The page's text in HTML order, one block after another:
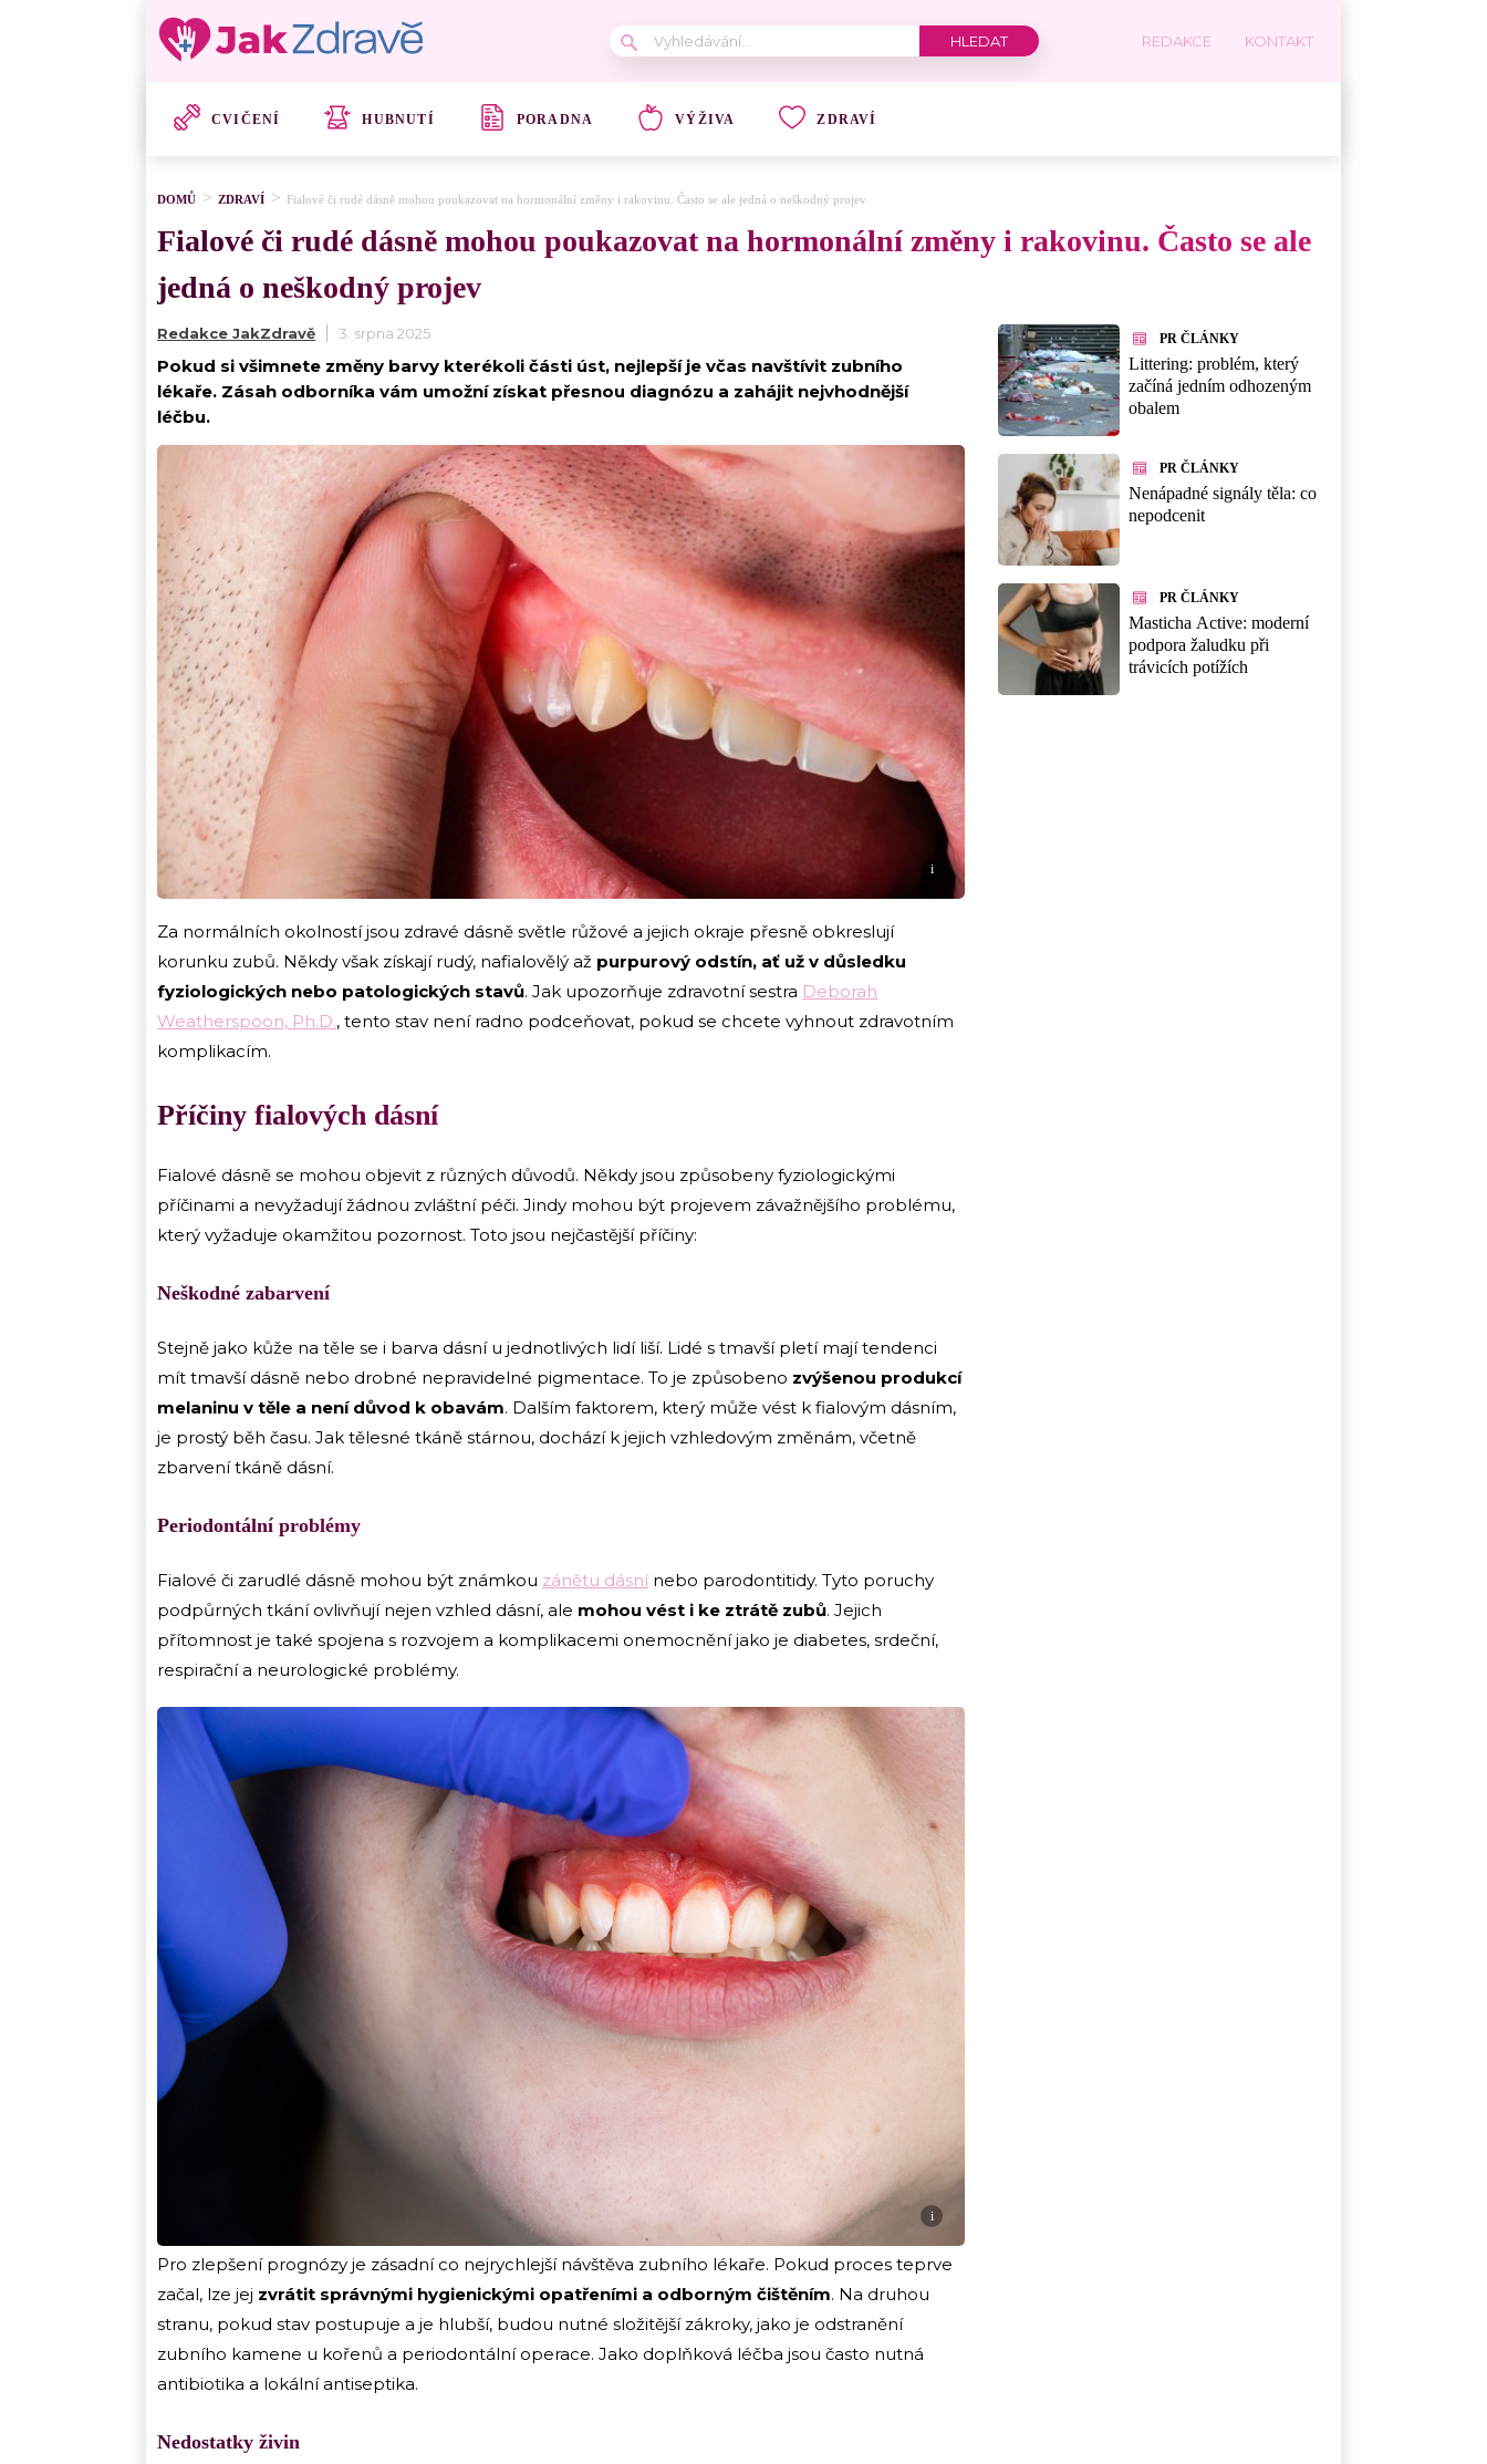
REDAKCE KONTAKT
CVIČENÍ HUBNUTÍ PORADNA VÝŽIVA ZDRAVÍ
DOMŮ ZDRAVÍ Fialové či rudé dásně mohou poukazovat na hormonální změny i rakovinu. Často se ale jedná o neškodný projev
Fialové či rudé dásně mohou poukazovat na hormonální změny i rakovinu. Často se ale
jedná o neškodný projev
Redakce JakZdravě 3. srpna 2025
Pokud si všimnete změny barvy kterékoli části úst, nejlepší je včas navštívit zubního
lékaře. Zásah odborníka vám umožní získat přesnou diagnózu a zahájit nejvhodnější
léčbu.
i
Za normálních okolností jsou zdravé dásně světle růžové a jejich okraje přesně obkreslují
korunku zubů. Někdy však získají rudý, nafialovělý až purpurový odstín, ať už v důsledku
fyziologických nebo patologických stavů. Jak upozorňuje zdravotní sestra Deborah
Weatherspoon, Ph.D., tento stav není radno podceňovat, pokud se chcete vyhnout zdravotním
komplikacím.
Příčiny fialových dásní
Fialové dásně se mohou objevit z různých důvodů. Někdy jsou způsobeny fyziologickými
příčinami a nevyžadují žádnou zvláštní péči. Jindy mohou být projevem závažnějšího problému,
který vyžaduje okamžitou pozornost. Toto jsou nejčastější příčiny:
Neškodné zabarvení
Stejně jako kůže na těle se i barva dásní u jednotlivých lidí liší. Lidé s tmavší pletí mají tendenci
mít tmavší dásně nebo drobné nepravidelné pigmentace. To je způsobeno zvýšenou produkcí
melaninu v těle a není důvod k obavám. Dalším faktorem, který může vést k fialovým dásním,
je prostý běh času. Jak tělesné tkáně stárnou, dochází k jejich vzhledovým změnám, včetně
zbarvení tkáně dásní.
Periodontální problémy
Fialové či zarudlé dásně mohou být známkou zánětu dásnínebo parodontitidy. Tyto poruchy
podpůrných tkání ovlivňují nejen vzhled dásní, ale mohou vést i ke ztrátě zubů. Jejich
přítomnost je také spojena s rozvojem a komplikacemi onemocnění jako je diabetes, srdeční,
respirační a neurologické problémy.
i
Pro zlepšení prognózy je zásadní co nejrychlejší návštěva zubního lékaře. Pokud proces teprve
začal, lze jej zvrátit správnými hygienickými opatřeními a odborným čištěním. Na druhou
stranu, pokud stav postupuje a je hlubší, budou nutné složitější zákroky, jako je odstranění
zubního kamene u kořenů a periodontální operace. Jako doplňková léčba jsou často nutná
antibiotika a lokální antiseptika.
Nedostatky živin
PR ČLÁNKY
Littering: problém, který
začíná jedním odhozeným
obalem
PR ČLÁNKY
Nenápadné signály těla: co
nepodcenit
PR ČLÁNKY
Masticha Active: moderní
podpora žaludku při
trávicích potížích